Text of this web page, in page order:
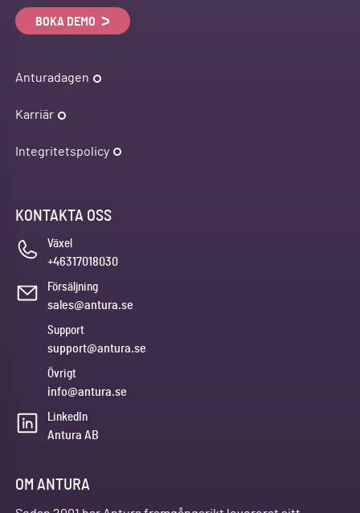
BOKA DEMO
Anturadagen
Karriär
Integritetspolicy
KONTAKTA OSS
Växel
+46317018030
Försäljning
sales@antura.se
Support
support@antura.se
Övrigt
info@antura.se
LinkedIn
Antura AB
OM ANTURA